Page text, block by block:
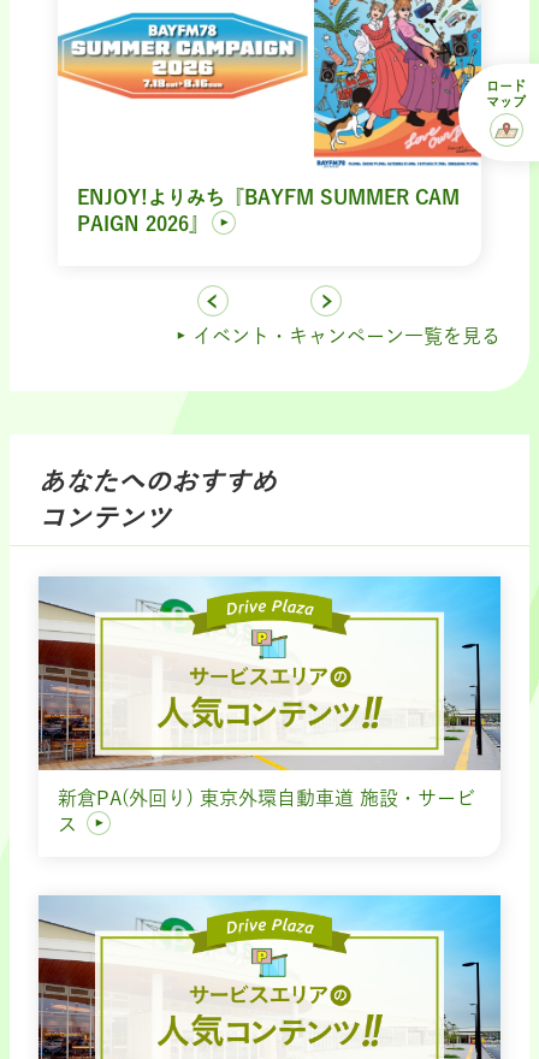
ENJOY!よりみち『BAYFM SUMMER CAM
PAIGN 2026』
イベント・キャンペーン一覧を見る
あなたへのおすすめ
コンテンツ
新倉PA(外回り) 東京外環自動車道 施設・サービ
ス
ロード
マップ